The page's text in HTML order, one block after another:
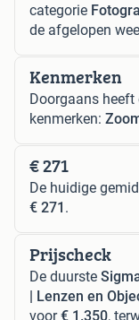
categorie
de afgelopen
Kenmerken
Doorgaans heeft
kenmerken:
€ 271
De huidige
€ 271 .
Prijscheck
De duurste
| Lenzen en
voor€ 1.350,